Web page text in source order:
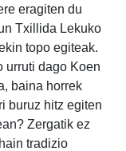
eragiten du
Txillida Lekuko
topo egiteak.
urruti dago Koen
baina horrek
buruz hitz egiten
Zergatik ez
tradizio